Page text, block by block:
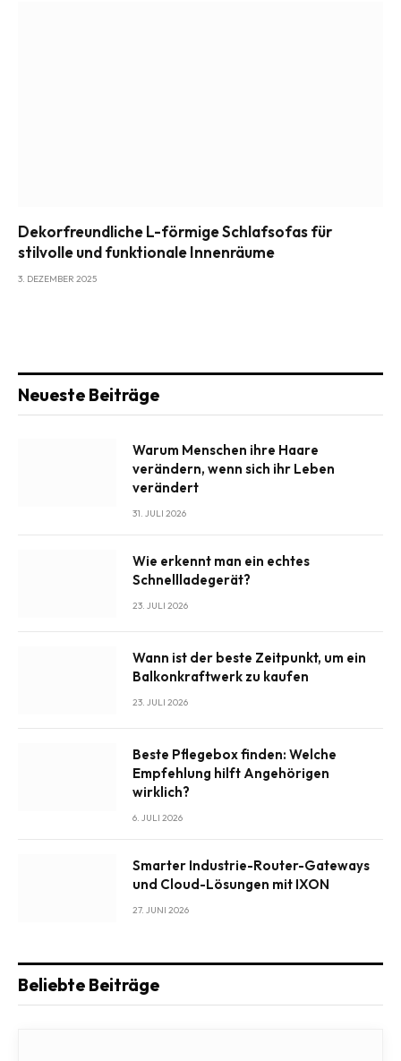
Dekorfreundliche L-förmige Schlafsofas für
stilvolle und funktionale Innenräume
3. DEZEMBER 2025
Neueste Beiträge
Warum Menschen ihre Haare
verändern, wenn sich ihr Leben
verändert
31. JULI 2026
Wie erkennt man ein echtes
Schnellladegerät?
23. JULI 2026
Wann ist der beste Zeitpunkt, um ein
Balkonkraftwerk zu kaufen
23. JULI 2026
Beste Pflegebox finden: Welche
Empfehlung hilft Angehörigen
wirklich?
6. JULI 2026
Smarter Industrie-Router-Gateways
und Cloud-Lösungen mit IXON
27. JUNI 2026
Beliebte Beiträge